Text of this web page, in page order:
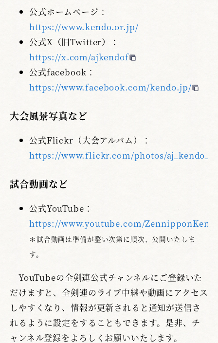
公式ホームページ：
https://www.kendo.or.jp/
公式X（旧Twitter）：
https://x.com/ajkendof
公式facebook：
https://www.facebook.com/kendo.jp/
大会風景写真など
公式Flickr（大会アルバム）：
https://www.flickr.com/photos/aj_kendo_f/
試合動画など
公式YouTube：
https://www.youtube.com/
＊試合動画は準備が整い次第に順次、公開いたしま
す。
YouTubeの全剣連公式チャンネルにご登録いた
だけますと、全剣連のライブ中継や動画にアクセス
しやすくなり、情報が更新されると通知が送信さ
れるように設定をすることもできます。是非、チ
ャンネル登録をよろしくお願いいたします。